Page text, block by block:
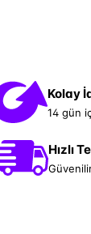
Kolay
14 gün
Hızlı